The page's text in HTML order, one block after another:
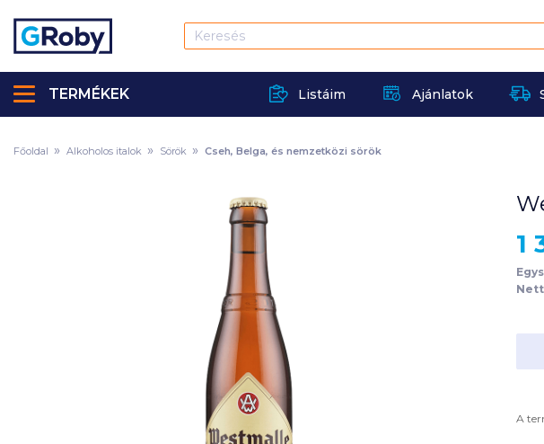
Listáim Ajánlatok
TERMÉKEK
Főoldal Alkoholos italok Sörök Cseh, Belga, és nemzetközi sörök
1
A